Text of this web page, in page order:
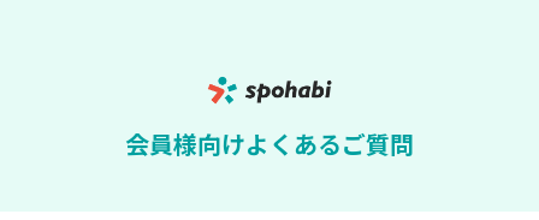
会員様向けよくあるご質問